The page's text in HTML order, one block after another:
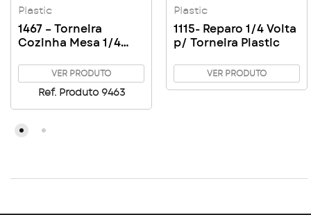
Plastic
1467 – Torneira
Cozinha Mesa 1/4
GourmetVER PRODUTO
Ref. Produto 9463
Plastic
1115- Reparo 1/4 Volta
p/ Torneira Plastic
VER PRODUTO